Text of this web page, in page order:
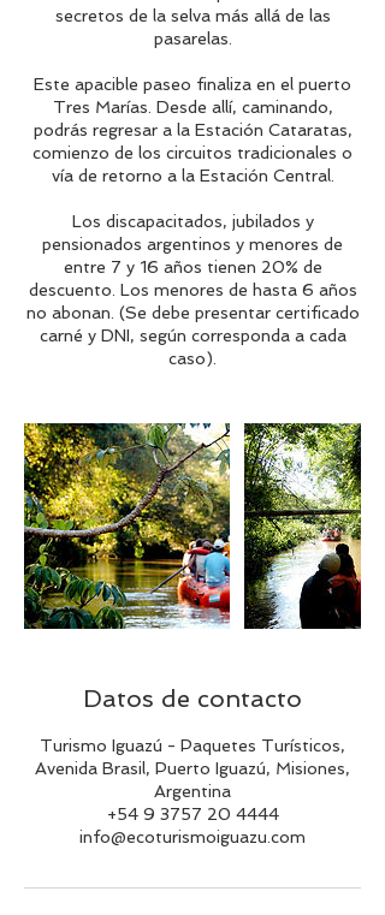
secretos de la selva más allá de las
pasarelas.
Este apacible paseo finaliza en el puerto
Tres Marías. Desde allí, caminando,
podrás regresar a la Estación Cataratas,
comienzo de los circuitos tradicionales o
vía de retorno a la Estación Central.
Los discapacitados, jubilados y
pensionados argentinos y menores de
entre 7 y 16 años tienen 20% de
descuento. Los menores de hasta 6 años
no abonan. (Se debe presentar certificado
carné y DNI, según corresponda a cada
Datos de contacto
Turismo Iguazú - Paquetes Turísticos,
Avenida Brasil, Puerto Iguazú, Misiones,
Argentina
+54 9 3757 20 4444
info@ecoturismoiguazu.com